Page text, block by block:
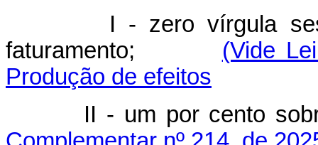
I - zero vírgula
faturamento; (Vide
Produção de efeitos
II - um por cento